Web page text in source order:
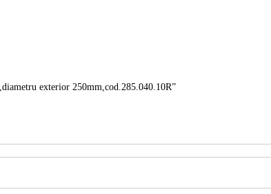
exterior 250mm,cod.285.040.10R”